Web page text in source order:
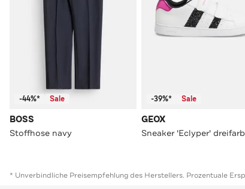
-44%* Sale
BOSS
Stoffhose navy
-39%* Sale
GEOX
Sneaker 'Eclyper'
* Unverbindliche Preisempfehlung des Herstellers. Prozentuale